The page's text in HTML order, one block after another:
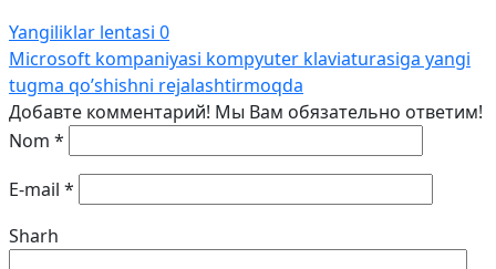
Yangiliklar lentasi 0
Microsoft kompaniyasi kompyuter klaviaturasiga yangi
tugma qo’shishni rejalashtirmoqda
Добавте комментарий! Мы Вам обязательно ответим!
Nom *
E-mail *
Sharh